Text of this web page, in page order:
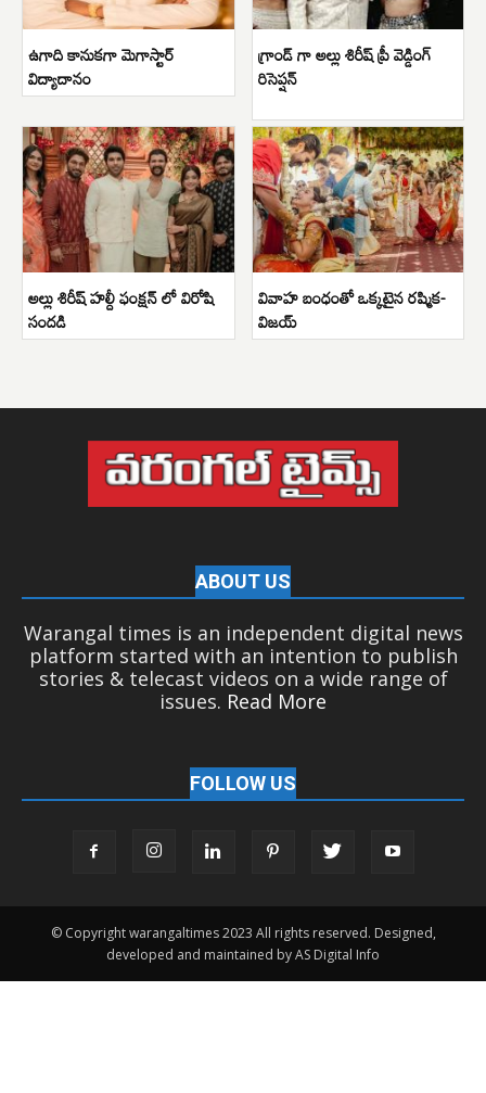
ఉగాది కానుకగా మెగాస్టార్
విద్యాదానం
గ్రాండ్ గా అల్లు శిరీష్ ప్రీ వెడ్డింగ్
రిసెప్షన్
అల్లు శిరీష్ హల్దీ ఫంక్షన్ లో విరోషి
సందడి
వివాహ బంధంతో ఒక్కటైన రష్మిక-
విజయ్
ABOUT US
Warangal times is an independent digital news
platform started with an intention to publish
stories & telecast videos on a wide range of
issues. Read More
FOLLOW US
© Copyright warangaltimes 2023 All rights reserved. Designed,
developed and maintained by AS Digital Info